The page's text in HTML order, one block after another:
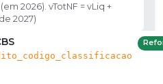
2026). vTotNF = vLiq +
2027)